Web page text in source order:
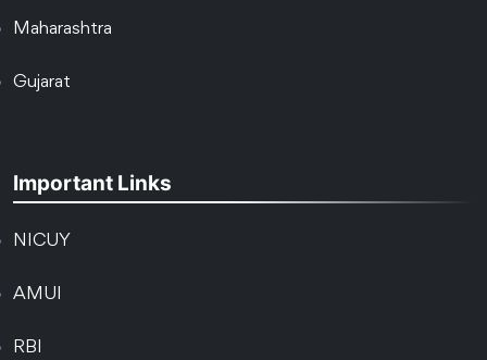
Maharashtra
Gujarat
Important Links
NICUY
AMUI
RBI